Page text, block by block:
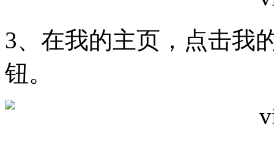
3、在我的主页，点击我
钮。